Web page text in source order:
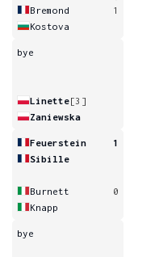
Bremond
1
Kostova
bye
Linette[3]
Zaniewska
Feuerstein
1
Sibille
Burnett
0
Knapp
bye